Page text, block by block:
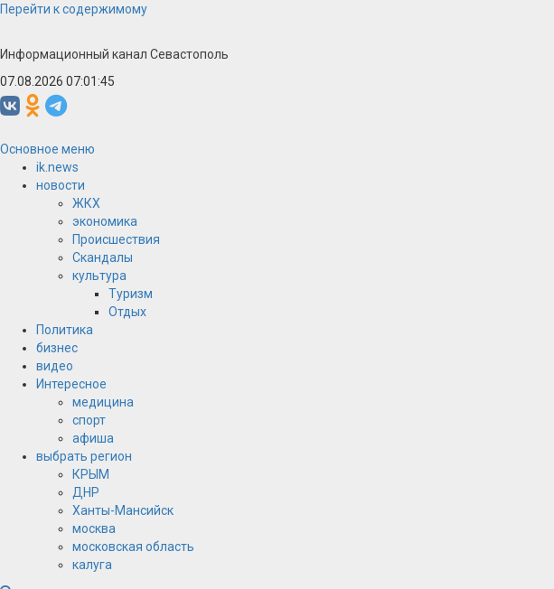
Перейти к содержимому
Информационный канал Севастополь
07.08.2026 07:01:45
Основное меню
ik.news
новости
ЖКХ
экономика
Происшествия
Скандалы
культура
Туризм
Отдых
Политика
бизнес
видео
Интересное
медицина
спорт
афиша
выбрать регион
КРЫМ
ДНР
Ханты-Мансийск
москва
московская область
калуга